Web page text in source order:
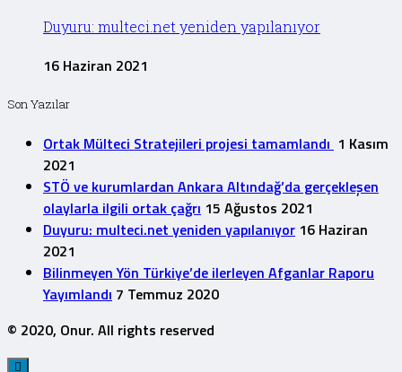
Duyuru: multeci.net yeniden yapılanıyor
16 Haziran 2021
Son Yazılar
Ortak Mülteci Stratejileri projesi tamamlandı 1 Kasım
2021
STÖ ve kurumlardan Ankara Altındağ’da gerçekleşen
olaylarla ilgili ortak çağrı 15 Ağustos 2021
Duyuru: multeci.net yeniden yapılanıyor 16 Haziran
2021
Bilinmeyen Yön Türkiye’de ilerleyen Afganlar Raporu
Yayımlandı 7 Temmuz 2020
© 2020, Onur. All rights reserved